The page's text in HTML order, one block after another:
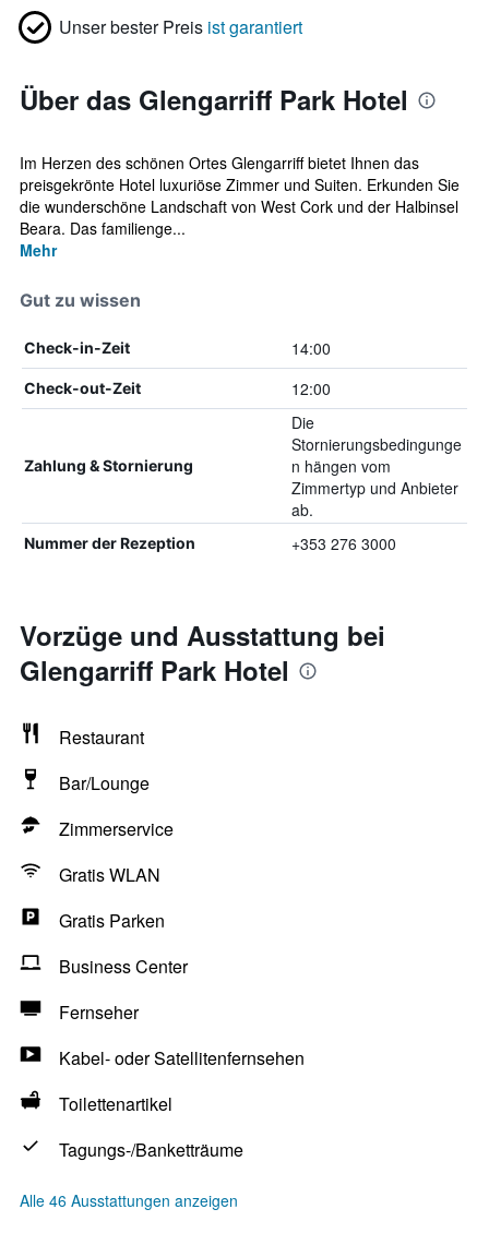
Unser bester Preis ist garantiert
Über das Glengarriff Park Hotel
Im Herzen des schönen Ortes Glengarriff bietet Ihnen das
preisgekrönte Hotel luxuriöse Zimmer und Suiten. Erkunden Sie
die wunderschöne Landschaft von West Cork und der Halbinsel
Beara. Das familienge...
Mehr
Gut zu wissen
Check-in-Zeit 14:00
Check-out-Zeit 12:00
Zahlung & Stornierung
Die
Stornierungsbedingunge
n hängen vom
Zimmertyp und Anbieter
ab.
Nummer der Rezeption +353 276 3000
Vorzüge und Ausstattung bei
Glengarriff Park Hotel
Restaurant
Bar/Lounge
Zimmerservice
Gratis WLAN
Gratis Parken
Business Center
Fernseher
Kabel- oder Satellitenfernsehen
Toilettenartikel
Tagungs-/Banketträume
Alle 46 Ausstattungen anzeigen